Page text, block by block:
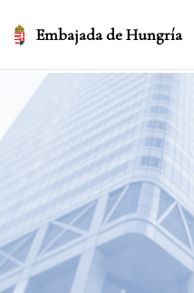
Embajada de Hungría